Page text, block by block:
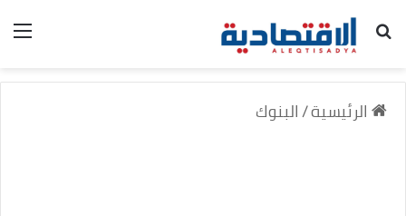
بحث عن
الرئيسية/البنوك